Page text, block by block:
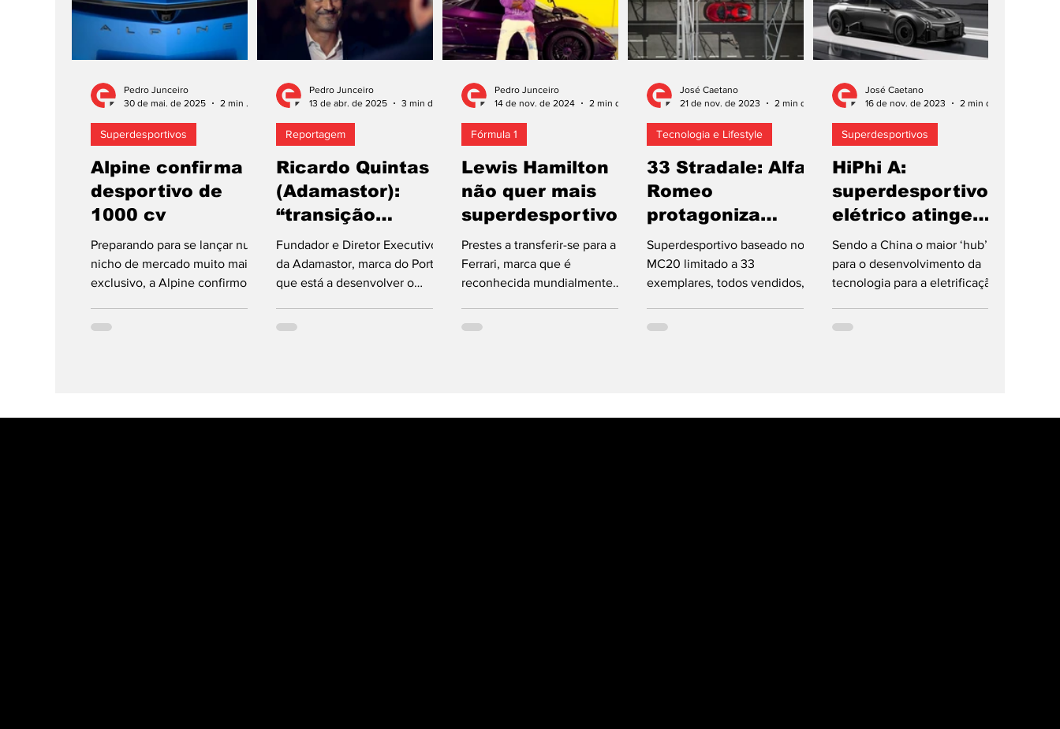
Alpine confirma
desportivo de
1000 cv
Preparando para se lançar num
nicho de mercado muito mais
exclusivo, a Alpine confirmou
superdesportivo para...
Superdesportivos
Pedro Junceiro
30 de mai. de 2025
2 min de leitura
Ricardo Quintas
(Adamastor):
“transição
energética
errada”
Fundador e Diretor Executivo
da Adamastor, marca do Porto
que está a desenvolver o
defende que a transição...
Reportagem
Pedro Junceiro
13 de abr. de 2025
Lewis Hamilton
não quer mais
superdesportivos
Prestes a transferir-se para a
Ferrari, marca que é
reconhecida mundialmente
ponta, Lewis Hamilton revelou
Fórmula 1
Pedro Junceiro
14 de nov. de 2024
33 Stradale: Alfa
Romeo
protagoniza
regresso ao
futuro
Superdesportivo baseado no
MC20 limitado a 33
exemplares, todos vendidos,
motor elétrico (750 cv) No...
Tecnologia e Lifestyle
José Caetano
21 de nov. de 2023
HiPhi A:
superdesportivo
elétrico atinge
1305 cv… e 22
000 rpm!
Sendo a China o maior ‘hub’
para o desenvolvimento da
tecnologia para a eletrificação
200 construtores de...
Superdesportivos
José Caetano
16 de nov. de 2023